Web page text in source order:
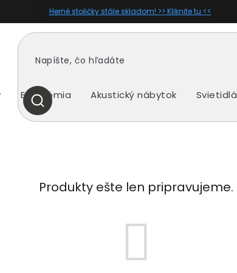
Herné stoličky stále skladom! >> Kliknite tu <<
HĽADAŤ
Ergonómia Akustický nábytok Svietidlá
Produkty ešte len pripravujeme.